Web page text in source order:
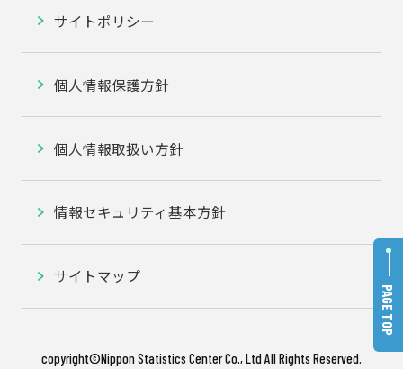
PAGE TOP
サイトポリシー
個人情報保護方針
個人情報取扱い方針
情報セキュリティ基本方針
サイトマップ
copyright©️Nippon Statistics Center Co., Ltd All Rights Reserved.